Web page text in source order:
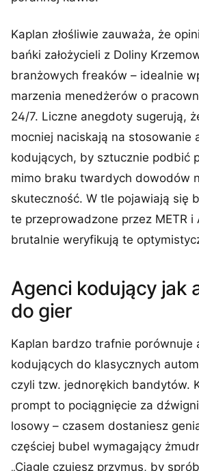
Kaplan złośliwie zauważa, że
bańki założycieli z Doliny
branżowych freaków – idealnie
marzenia menedżerów o
24/7. Liczne anegdoty sugerują,
mocniej naciskają na stosowanie
kodujących, by sztucznie podbić
mimo braku twardych dowodów
skuteczność. W tle pojawiają się
te przeprowadzone przez METR
brutalnie weryfikują te
Agenci kodujący jak
do gier
Kaplan bardzo trafnie porównuje
kodujących do klasycznych
czyli tzw. jednorękich bandytów.
prompt to pociągnięcie za
losowy – czasem dostaniesz
częściej bubel wymagający
„Ciągle czujesz przymus, by